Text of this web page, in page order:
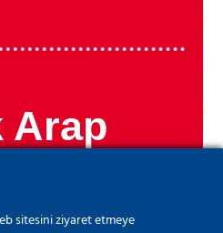
Arap
sitesini ziyaret etmeye